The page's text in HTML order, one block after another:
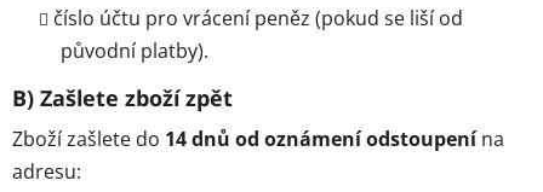
číslo účtu pro vrácení peněz (pokud se liší od
původní platby).
B) Zašlete zboží zpět
Zboží zašlete do 14 dnů od oznámení odstoupenína
adresu: